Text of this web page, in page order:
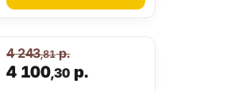
4 100,30 р.
4 243,81р.